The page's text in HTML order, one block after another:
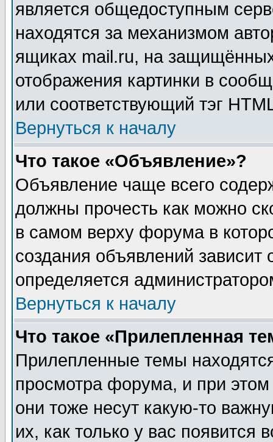
является общедоступным
находятся за механизмом
ящиках mail.ru, на
отображения картинки в
или соответствующий тэг
Вернуться к началу
Что такое «Объявление»?
Объявление чаще всего
должны прочесть как можно
в самом верху форума в
создания объявлений зависит
определяется
Вернуться к началу
Что такое «Прилепленная
Прилепленные темы
просмотра форума, и при
они тоже несут какую-то
их, как только у вас появится